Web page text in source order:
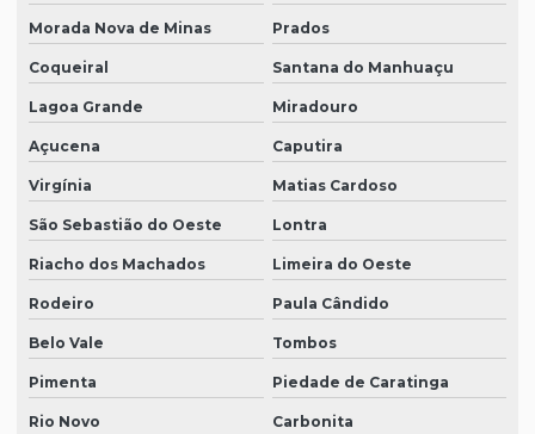
Morada Nova de Minas Prados
Coqueiral Santana do Manhuaçu
Lagoa Grande Miradouro
Açucena Caputira
Virgínia Matias Cardoso
São Sebastião do Oeste Lontra
Riacho dos Machados Limeira do Oeste
Rodeiro Paula Cândido
Belo Vale Tombos
Pimenta Piedade de Caratinga
Rio Novo Carbonita